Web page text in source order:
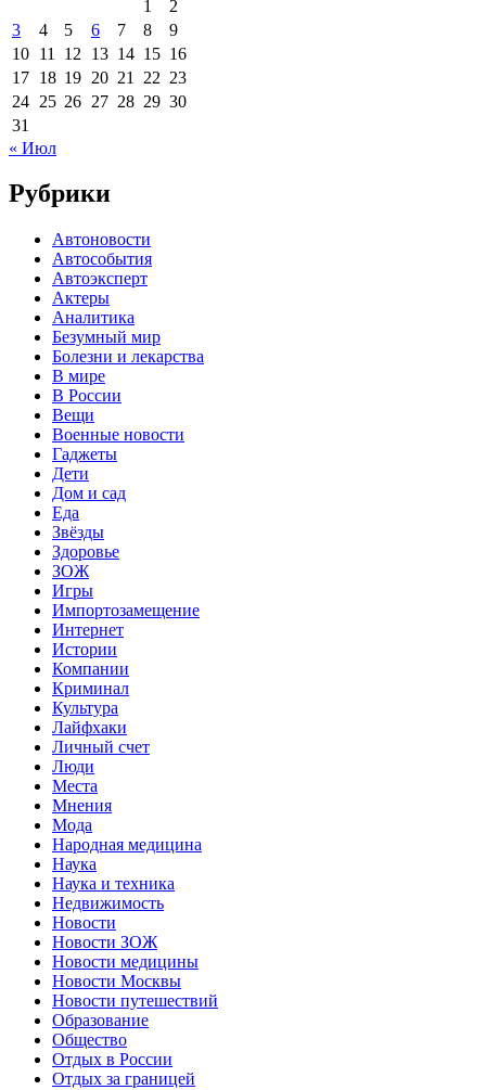
1
2
3
4 5 6 7 8
9
10 11 12 13 14 15 16
17 18 19 20 21 22 23
24 25 26 27 28 29 30
31
« Июл
Рубрики
Автоновости
Автособытия
Автоэксперт
Актеры
Аналитика
Безумный мир
Болезни и лекарства
В мире
В России
Вещи
Военные новости
Гаджеты
Дети
Дом и сад
Еда
Звёзды
Здоровье
ЗОЖ
Игры
Импортозамещение
Интернет
Истории
Компании
Криминал
Культура
Лайфхаки
Личный счет
Люди
Места
Мнения
Мода
Народная медицина
Наука
Наука и техника
Недвижимость
Новости
Новости ЗОЖ
Новости медицины
Новости Москвы
Новости путешествий
Образование
Общество
Отдых в России
Отдых за границей